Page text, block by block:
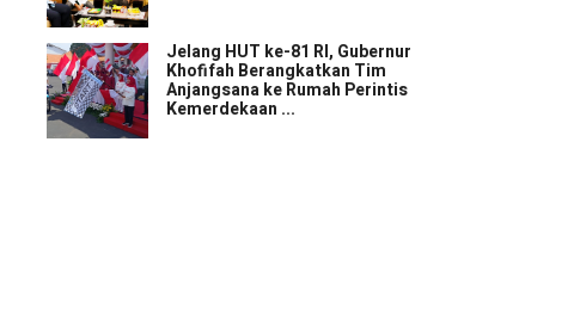
Jelang HUT ke-81 RI, Gubernur
Khofifah Berangkatkan Tim
Anjangsana ke Rumah Perintis
Kemerdekaan ...